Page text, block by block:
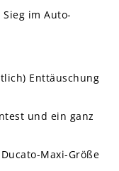
im Auto-
Enttäuschung
und ein ganz
Maxi-Größe